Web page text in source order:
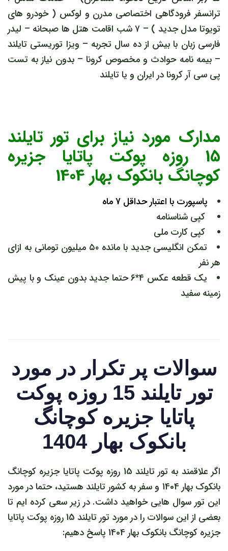
ترانسفر فرودگاهی اختصاصی مدرن و لوکس ( خودرو های
تویوتا مدل جدید ) – ۷ شب اقامت هتل ها صبحانه – لیدر
فارسی زبان با بیش از ده سال تجربه – ویزا توریستی تایلند
– بیمه نامه حوادث و مخصوص کرونا – بدون نیاز به تست
پی سی آر کرونا در ایران و یا تایلند
مدارک مورد نیاز برای تور تایلند
15 روزه پوکت پاتایا جزیره
کوچانگ بانکوک بهار 1404
پاسپورت با اعتبار حداقل 7 ماه
کپی شناسنامه
کپی کارت ملی
تمکن انگلیسی جدید با مانده ۵۰ میلیون تومانی به ازای
هر نفر
یک قطعه عکس ۴*۶ حتما جدید بدون عینک و با پیش
زمینه سفید
سوالات پر تکرار در مورد
تور تایلند 15 روزه پوکت
پاتایا جزیره کوچانگ
بانکوک بهار 1404
اگر علاقمند به تور تایلند 15 روزه پوکت پاتایا جزیره کوچانگ
بانکوک بهار 1404 و سفر به کشور تایلند هستید، حتما در مورد
این تور سوال هایی خواهید داشت. در زیر سعی کرده ایم تا
بعضی از این سوالات را در مورد تور تایلند 15 روزه پوکت پاتایا
جزیره کوچانگ بانکوک بهار 1404 پاسخ دهیم: